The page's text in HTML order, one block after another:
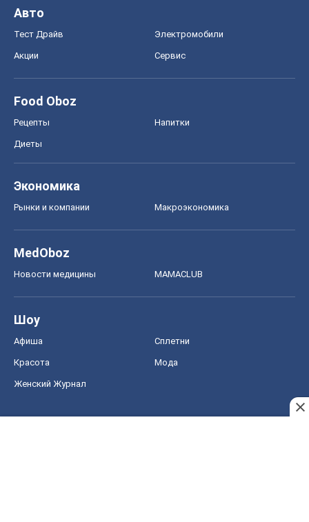
Авто
Тест Драйв Электромобили
Акции Сервис
Food Oboz
Рецепты Напитки
Диеты
Экономика
Рынки и компании Mакроэкономика
MedOboz
Новости медицины MAMACLUB
Шоу
Афиша Сплетни
Красота Мода
Женский Журнал